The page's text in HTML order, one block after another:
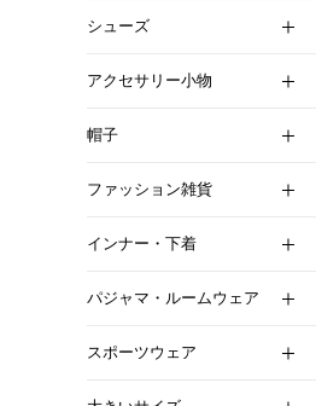
シューズ
アクセサリー小物
帽子
ファッション雑貨
インナー・下着
パジャマ・ルームウェア
スポーツウェア